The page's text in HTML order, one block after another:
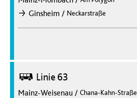
nachGinsheim / Neckarstraße
Bus Linie 63
Mainz-Weisenau / Chana-Kahn-Straße